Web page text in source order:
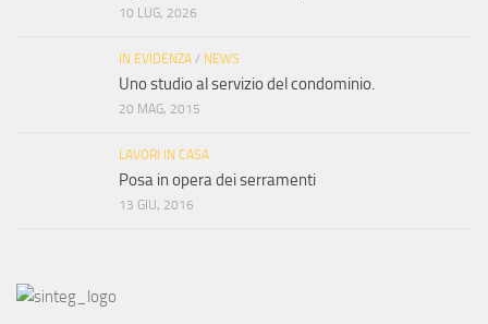
10 LUG, 2026
IN EVIDENZA / NEWS
Uno studio al servizio del condominio.
20 MAG, 2015
LAVORI IN CASA
Posa in opera dei serramenti
13 GIU, 2016